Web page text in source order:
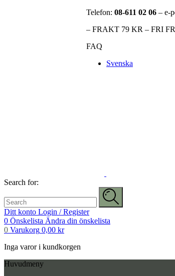
Telefon: 08-611 02 06 – e-
– FRAKT 79 KR – FRI
FAQ
Svenska
Search for:
Ditt konto Login / Register
0 Önskelista Ändra din önskelista
0 Varukorg 0,00 kr
Inga varor i kundkorgen
Huvudmeny